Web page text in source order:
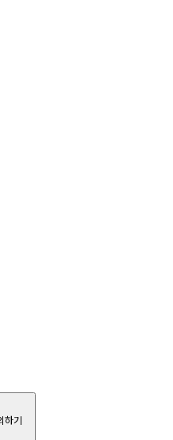
하기